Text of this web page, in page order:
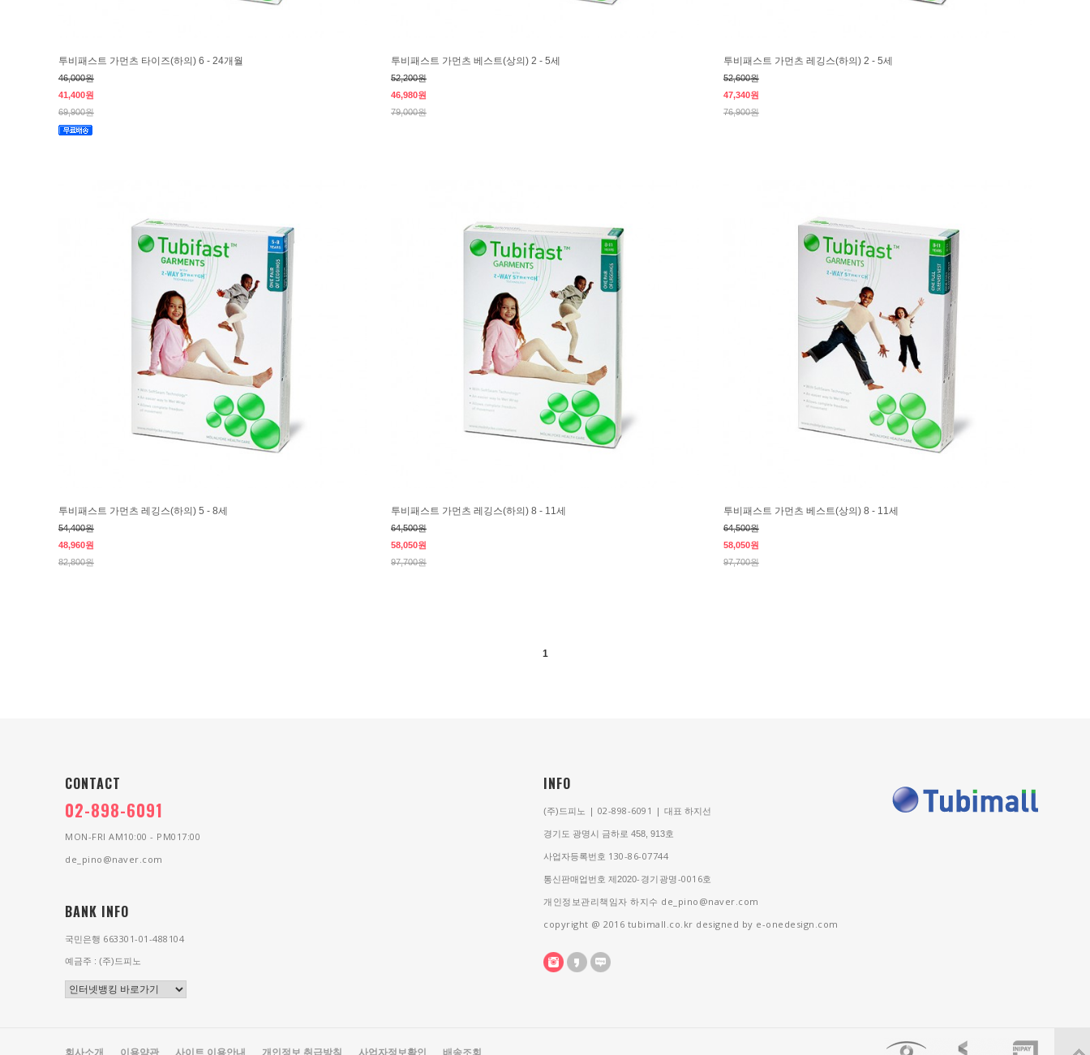
투비패스트 가먼츠 타이즈(하의) 6 - 24개월
46,000원
41,400원
69,900원
투비패스트 가먼츠 베스트(상의) 2 - 5세
52,200원
46,980원
79,000원
투비패스트 가먼츠 레깅스(하의) 2 - 5세
52,600원
47,340원
76,900원
투비패스트 가먼츠 레깅스(하의) 5 - 8세
54,400원
48,960원
82,800원
투비패스트 가먼츠 레깅스(하의) 8 - 11세
64,500원
58,050원
97,700원
투비패스트 가먼츠 베스트(상의) 8 - 11세
64,500원
58,050원
97,700원
1
CONTACT
02-898-6091
MON-FRI AM10:00 - PM017:00
de_pino@naver.com
BANK INFO
국민은행 663301-01-488104
예금주 : (주)드피노
INFO
(주)드피노 | 02-898-6091 | 대표 하지선
경기도 광명시 금하로 458, 913호
사업자등록번호 130-86-07744
통신판매업번호 제2020-경기광명-0016호
개인정보관리책임자 하지수 de_pino@naver.com
copyright @ 2016 tubimall.co.kr designed by e-onedesign.com
회사소개 이용약관 사이트 이용안내 개인정보 취급방침 사업자정보확인 배송조회